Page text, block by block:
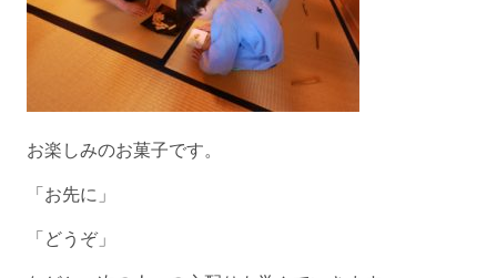
お楽しみのお菓子です。
「お先に」
「どうぞ」